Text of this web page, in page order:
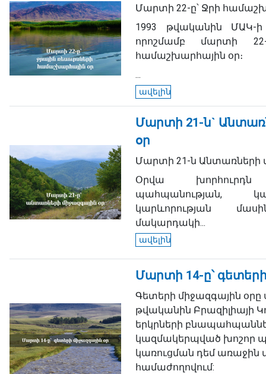
Մարտի 22-ը՝ Ջրի
1993 թվականին ՄԱԿ-
որոշմամբ մարտի
համաշխարհային օր։
...
ավելին
Մարտի 21-ն`
օր
Մարտի 21-ն Անտառների
Օրվա
պահպանության,
կարևորության
մակարդակի...
ավելին
Մարտի 14-ը՝
Գետերի միջազգային օրը
թվականին Բրազիլիայի
երկրների
կազմակերպված խոշոր
կառուցման դեմ առաջին
համաժողովում: